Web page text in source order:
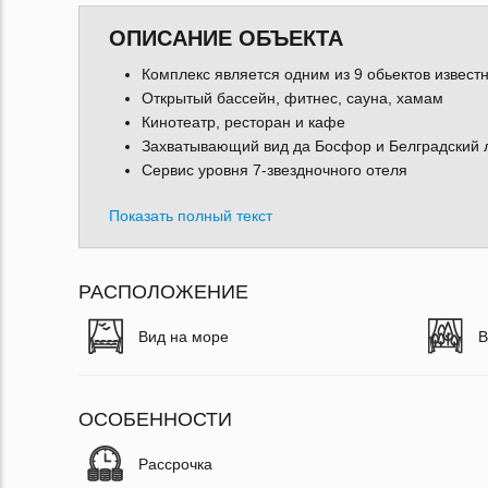
ОПИСАНИЕ ОБЪЕКТА
Комплекс является одним из 9 обьектов
Открытый бассейн, фитнес, сауна, хамам
Кинотеатр, ресторан и кафе
Захватывающий вид да Босфор и Белградский
Сервис уровня 7-звездночного отеля
Показать полный текст
РАСПОЛОЖЕНИЕ
Вид на море
ОСОБЕННОСТИ
Рассрочка